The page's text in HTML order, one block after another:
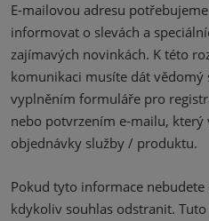
E-mailovou adresu
informovat o slevách a
zajímavých novinkách. K této
komunikaci musíte dát vědomý
vyplněním formuláře pro
nebo potvrzením e-mailu, který
objednávky služby / produktu.
Pokud tyto informace
kdykoliv souhlas odstranit.